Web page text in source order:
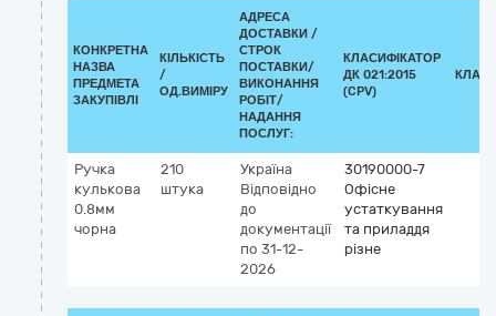
КОНКРЕТНА
НАЗВА
ПРЕДМЕТА
ЗАКУПІВЛІ
КІЛЬКІСТЬ
/
ОД.ВИМІРУ
АДРЕСА
ДОСТАВКИ /
СТРОК
ПОСТАВКИ/
ВИКОНАННЯ
РОБІТ/
НАДАННЯ
ПОСЛУГ:
КЛАСИФІКАТОР
ДК 021:2015
(CPV)
Ручка
кулькова
0.8мм
чорна
210
штука
Україна
Відповідно
до
документації
по 31-12-
2026
30190000-7
Офісне
устаткування
та приладдя
різне